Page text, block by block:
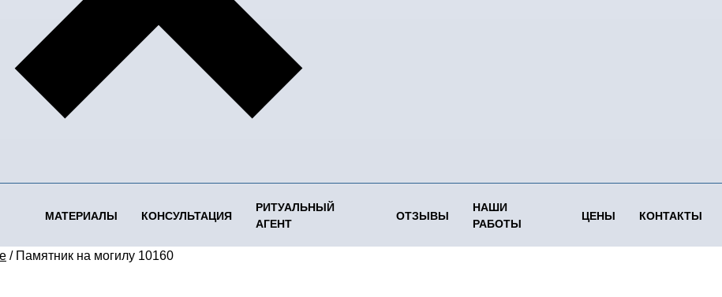
МАТЕРИАЛЫ КОНСУЛЬТАЦИЯ
РИТУАЛЬНЫЙ
АГЕНТ
ОТЗЫВЫ
НАШИ
РАБОТЫ
ЦЕНЫ КОНТАКТЫ
/ Памятник на могилу 10160